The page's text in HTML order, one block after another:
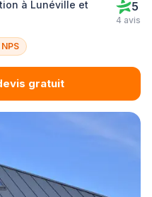
à Lunéville et
5
4 avis
gratuit